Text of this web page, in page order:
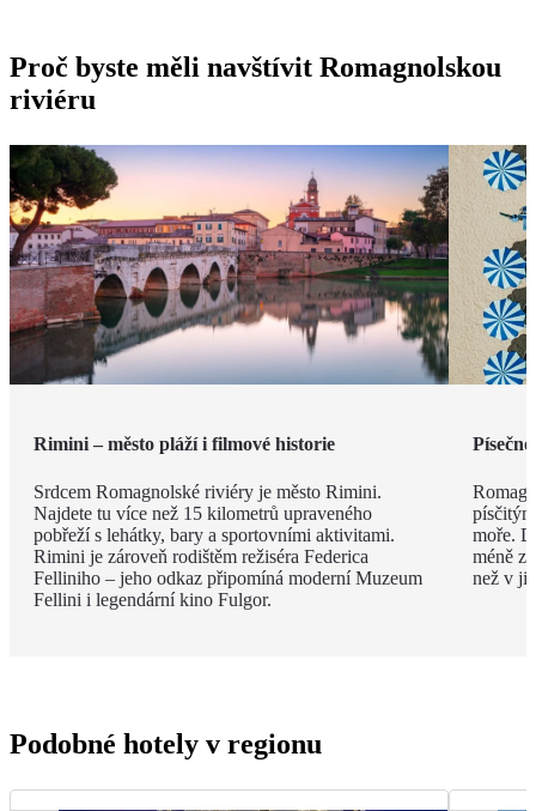
Proč byste měli navštívit Romagnolskou
riviéru
Rimini – město pláží i filmové historie
Srdcem Romagnolské riviéry je město Rimini.
Najdete tu více než 15 kilometrů upraveného
pobřeží s lehátky, bary a sportovními aktivitami.
Rimini je zároveň rodištěm režiséra Federica
Felliniho – jeho odkaz připomíná moderní Muzeum
Fellini i legendární kino Fulgor.
moře.
méně
než v
Podobné hotely v regionu